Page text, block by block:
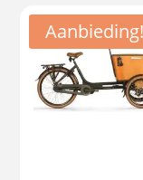
Aanbieding!